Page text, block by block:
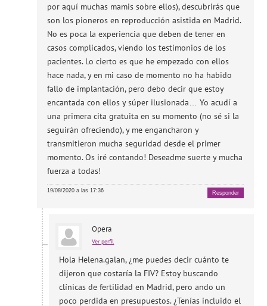
por aquí muchas mamis sobre ellos), descubrirás que
son los pioneros en reproducción asistida en Madrid.
No es poca la experiencia que deben de tener en
casos complicados, viendo los testimonios de los
pacientes. Lo cierto es que he empezado con ellos
hace nada, y en mi caso de momento no ha habido
fallo de implantación, pero debo decir que estoy
encantada con ellos y súper ilusionada… Yo acudí a
una primera cita gratuita en su momento (no sé si la
seguirán ofreciendo), y me engancharon y
transmitieron mucha seguridad desde el primer
momento. Os iré contando! Deseadme suerte y mucha
fuerza a todas!
19/08/2020 a las 17:36 Responder
Opera
Ver perfil
Hola Helena.galan, ¿me puedes decir cuánto te
dijeron que costaría la FIV? Estoy buscando
clínicas de fertilidad en Madrid, pero ando un
poco perdida en presupuestos. ¿Tenías incluido el